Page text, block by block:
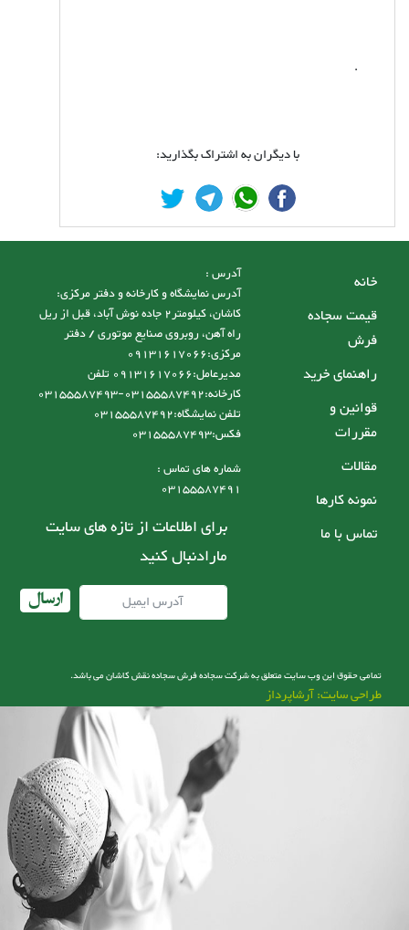
.
با دیگران به اشتراک بگذارید:
خانه
قیمت سجاده
فرش
راهنمای خرید
قوانین و
مقررات
مقالات
نمونه کارها
تماس با ما
آدرس :
آدرس نمایشگاه و کارخانه و دفتر مرکزی:
کاشان، کیلومتر2 جاده نوش آباد، قبل از ریل
راه آهن، روبروی صنایع موتوری / دفتر
مرکزی:09131617066
مدیرعامل:09131617066 تلفن
کارخانه:03155587492-03155587493
تلفن نمایشگاه:03155587492
فکس:03155587493
شماره های تماس :
03155587491
برای اطلاعات از تازه های سایت
مارادنبال کنید
ارسال
تمامی حقوق این وب سایت متعلق به شرکت سجاده فرش سجاده نقش کاشان می باشد.
طراحی سایت: آرشاپرداز